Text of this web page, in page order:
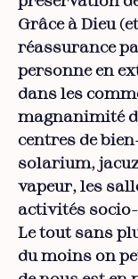
Grâce à Dieu
réassurance
personne en
dans les
magnanimité
centres de
solarium,
vapeur, les
activités socio-
Le tout sans
du moins on